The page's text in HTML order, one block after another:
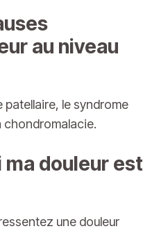
au niveau
patellaire, le syndrome
chondromalacie.
ma douleur est
une douleur